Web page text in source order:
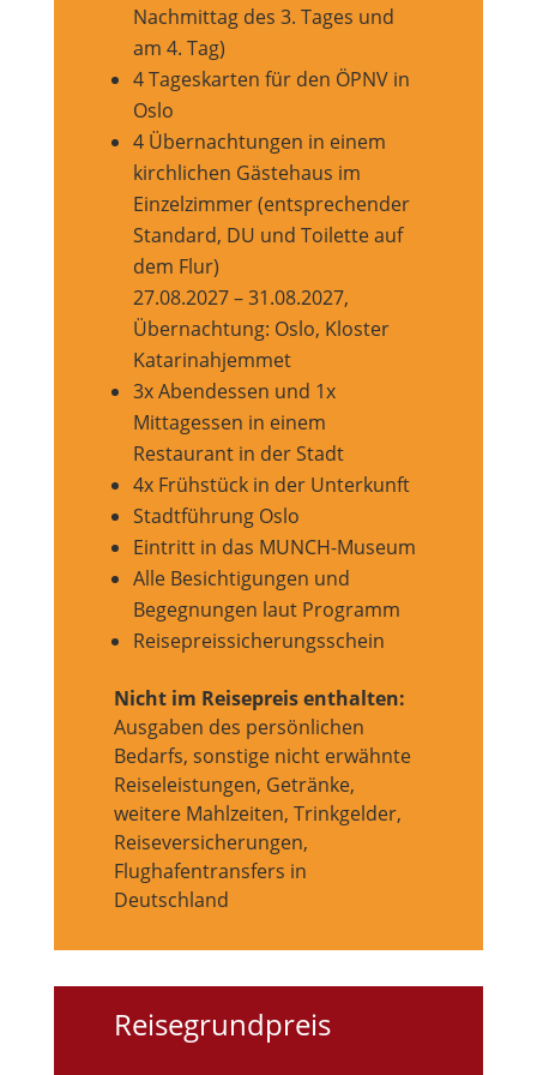
Nachmittag des 3. Tages und
am 4. Tag)
4 Tageskarten für den ÖPNV in
Oslo
4 Übernachtungen in einem
kirchlichen Gästehaus im
Einzelzimmer (entsprechender
Standard, DU und Toilette auf
dem Flur)
27.08.2027 – 31.08.2027,
Übernachtung: Oslo, Kloster
Katarinahjemmet
3x Abendessen und 1x
Mittagessen in einem
Restaurant in der Stadt
4x Frühstück in der Unterkunft
Stadtführung Oslo
Eintritt in das MUNCH-Museum
Alle Besichtigungen und
Begegnungen laut Programm
Reisepreissicherungsschein
Nicht im Reisepreis enthalten:
Ausgaben des persönlichen
Bedarfs, sonstige nicht erwähnte
Reiseleistungen, Getränke,
weitere Mahlzeiten, Trinkgelder,
Reiseversicherungen,
Flughafentransfers in
Deutschland
Reisegrundpreis